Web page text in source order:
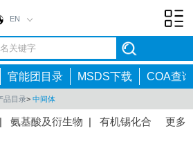
EN
官能团目录 MSDS下载 COA查询
品目录> 中间体
更多
| 氨基酸及衍生物 | 有机锡化合